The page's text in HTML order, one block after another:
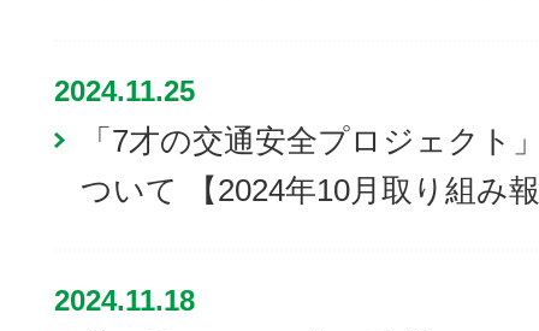
2024.11.25
「7才の交通安全プロジェクト
ついて 【2024年10月取り組み
2024.11.18